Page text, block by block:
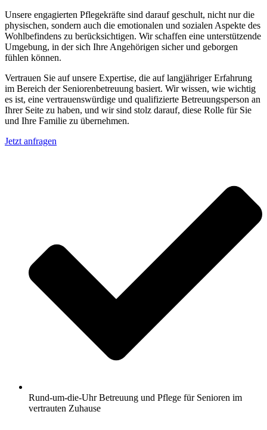
Unsere engagierten Pflegekräfte sind darauf geschult, nicht nur die
physischen, sondern auch die emotionalen und sozialen Aspekte des
Wohlbefindens zu berücksichtigen. Wir schaffen eine unterstützende
Umgebung, in der sich Ihre Angehörigen sicher und geborgen
fühlen können.
Vertrauen Sie auf unsere Expertise, die auf langjähriger Erfahrung
im Bereich der Seniorenbetreuung basiert. Wir wissen, wie wichtig
es ist, eine vertrauenswürdige und qualifizierte Betreuungsperson an
Ihrer Seite zu haben, und wir sind stolz darauf, diese Rolle für Sie
und Ihre Familie zu übernehmen.
Jetzt anfragen
Rund-um-die-Uhr Betreuung und Pflege für Senioren im
vertrauten Zuhause